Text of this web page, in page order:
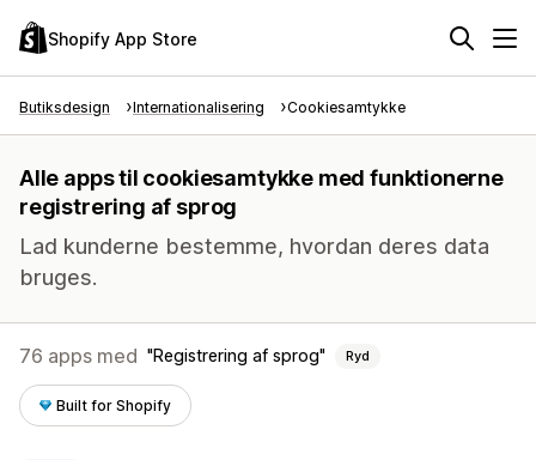
Shopify App Store
Butiksdesign Internationalisering Cookiesamtykke
Alle apps til cookiesamtykke med funktionerne
registrering af sprog
Lad kunderne bestemme, hvordan deres data
bruges.
76 apps med Registrering af sprog Ryd
Built for Shopify